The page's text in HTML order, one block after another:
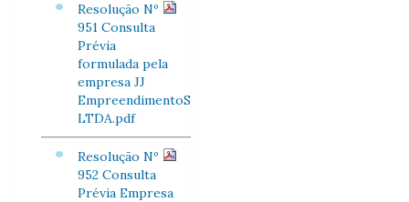
Resolução Nº
951 Consulta
Prévia
formulada pela
empresa JJ
EmpreendimentoS
LTDA.pdf
Resolução Nº
952 Consulta
Prévia Empresa